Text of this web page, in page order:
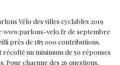
Vélo des villes cyclables 2019
www.parlons-velo.fr de septembre
près de 185 000 contributions.
récolté un minimum de 50 réponses
Pour chacune des 26 questions,